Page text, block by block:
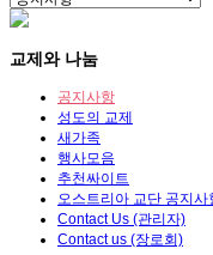
교제와 나눔
공지사항
성도의 교제
새가족
행사모음
추천싸이트
오스트리아 교단 공지사
Contact Us (관리자)
Contact us (장로회)